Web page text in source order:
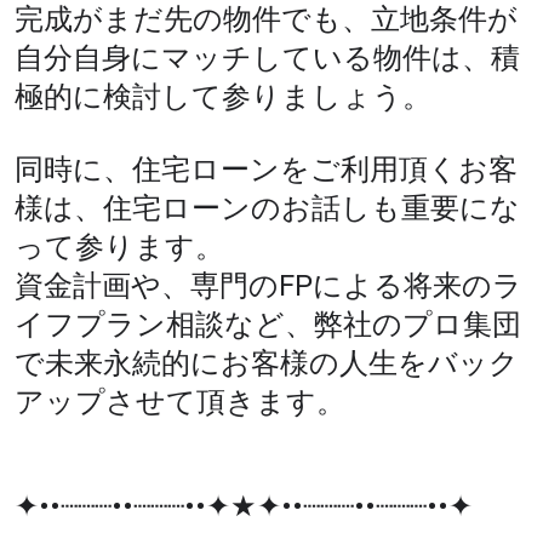
完成がまだ先の物件でも、立地条件が
自分自身にマッチしている物件は、積
極的に検討して参りましょう。
同時に、住宅ローンをご利用頂くお客
様は、住宅ローンのお話しも重要にな
って参ります。
資金計画や、専門のFPによる将来のラ
イフプラン相談など、弊社のプロ集団
で未来永続的にお客様の人生をバック
アップさせて頂きます。
✦••┈┈┈••┈┈┈••✦★✦••┈┈┈••┈┈┈••✦